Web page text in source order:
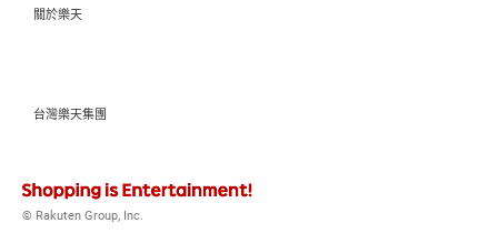
關於樂天
台灣樂天集團
© Rakuten Group, Inc.